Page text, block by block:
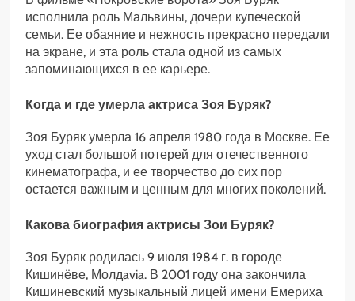
исполнила роль Мальвины, дочери купеческой
семьи. Ее обаяние и нежность прекрасно передали
на экране, и эта роль стала одной из самых
запоминающихся в ее карьере.
Когда и где умерла актриса Зоя Буряк?
Зоя Буряк умерла 16 апреля 1980 года в Москве. Ее
уход стал большой потерей для отечественного
кинематографа, и ее творчество до сих пор
остается важным и ценным для многих поколений.
Какова биография актрисы Зои Буряк?
Зоя Буряк родилась 9 июля 1984 г. в городе
Кишинёве, Молдavia. В 2001 году она закончила
Кишиневский музыкальный лицей имени Емериха